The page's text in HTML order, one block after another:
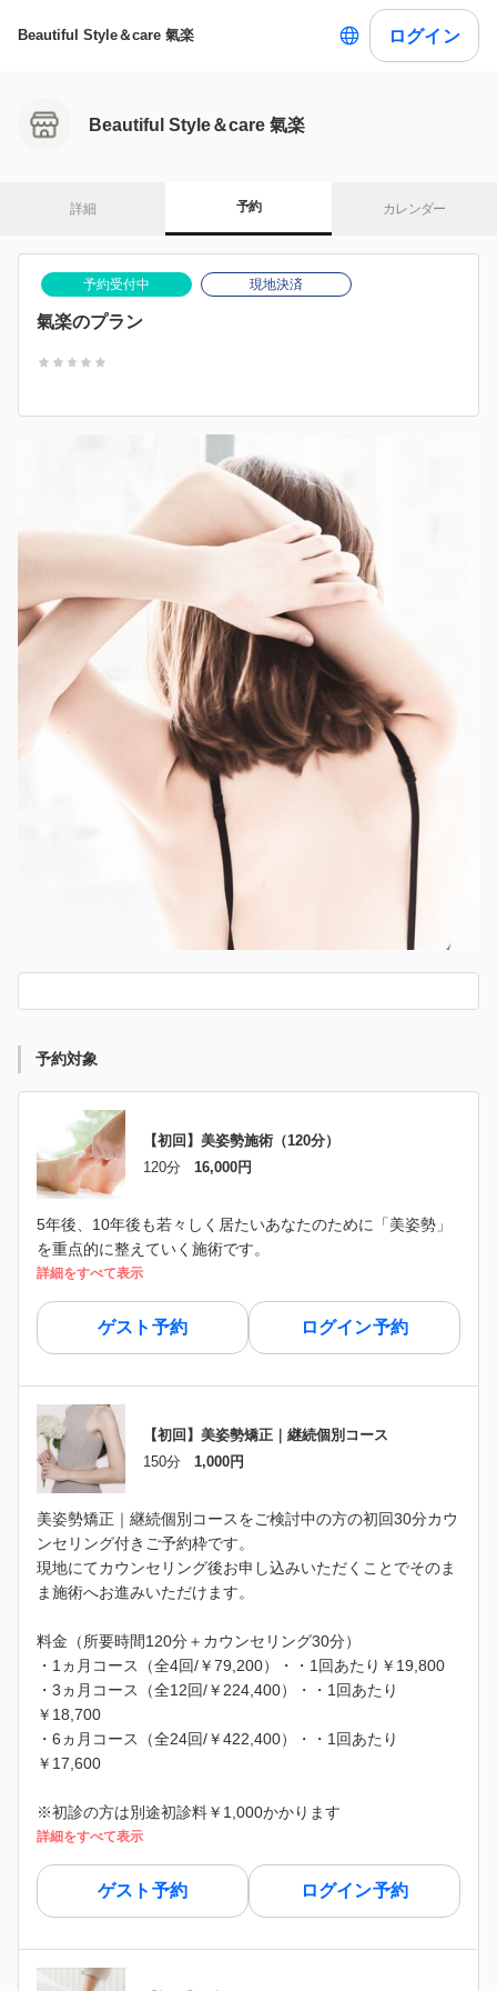
Beautiful Style＆care 氣楽 ログイン
Beautiful Style＆care 氣楽
詳細 予約 カレンダー
予約受付中 現地決済
氣楽のプラン
予約対象
【初回】美姿勢施術（120分）
120分
16,000円
5年後、10年後も若々しく居たいあなたのために「美姿勢」
を重点的に整えていく施術です。
詳細をすべて表示
ゲスト予約 ログイン予約
【初回】美姿勢矯正｜継続個別コース
150分
1,000円
美姿勢矯正｜継続個別コースをご検討中の方の初回30分カウ
ンセリング付きご予約枠です。
現地にてカウンセリング後お申し込みいただくことでそのま
ま施術へお進みいただけます。
料金（所要時間120分＋カウンセリング30分）
・1ヵ月コース（全4回/￥79,200）・・1回あたり￥19,800
・3ヵ月コース（全12回/￥224,400）・・1回あたり
￥18,700
・6ヵ月コース（全24回/￥422,400）・・1回あたり
￥17,600
※初診の方は別途初診料￥1,000かかります
詳細をすべて表示
ゲスト予約 ログイン予約